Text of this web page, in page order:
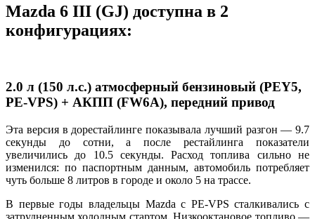
Mazda 6 III (GJ) доступна в 2
конфигурациях:
2.0 л (150 л.с.) атмосферный бензиновый (PEY5,
PE-VPS) + АКПП (FW6A), передний привод
Эта версия в дорестайлинге показывала лучший разгон — 9.7
секунды до сотни, а после рестайлинга показатели
увеличились до 10.5 секунды. Расход топлива сильно не
изменился: по паспортным данным, автомобиль потребляет
чуть больше 8 литров в городе и около 5 на трассе.
В первые годы владельцы Mazda с PE-VPS сталкивались с
затрудненным холодным стартом. Низкооктановое топливо —